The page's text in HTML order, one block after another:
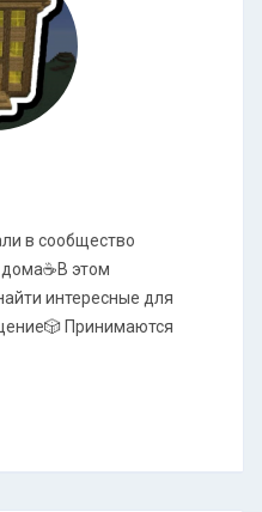
в сообщество
этом
интересные для
Принимаются